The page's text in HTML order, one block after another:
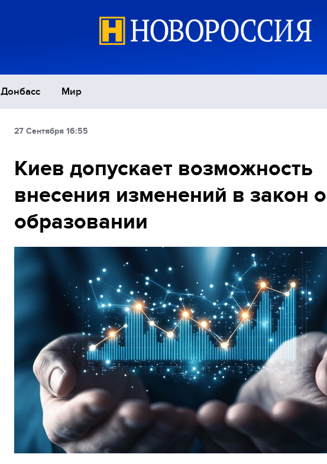
Донбасс Мир
Экономика
27 Сентября 16:55
Киев допускает возможность
внесения изменений в закон
образовании